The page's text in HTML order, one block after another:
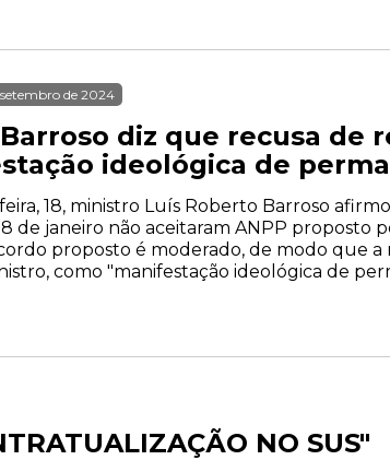
de 2024
diz que recusa de
ideológica de
18, ministro Luís Roberto Barroso
de janeiro não aceitaram ANPP proposto
proposto é moderado, de modo que
como "manifestação ideológica de
NO SUS"